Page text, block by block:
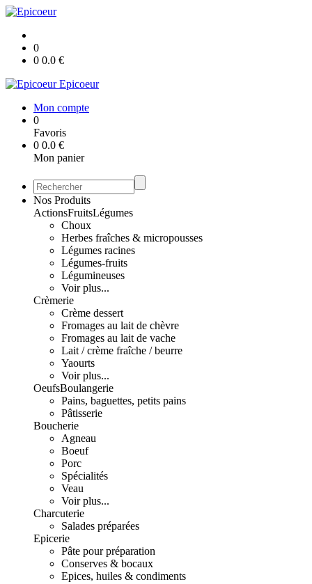
0
0 0.0 €
Epicoeur
Mon compte
0
Favoris
0 0.0 €
Mon panier
Nos Produits
ActionsFruitsLégumes
Choux
Herbes fraîches & micropousses
Légumes racines
Légumes-fruits
Légumineuses
Voir plus...
Crèmerie
Crème dessert
Fromages au lait de chèvre
Fromages au lait de vache
Lait / crème fraîche / beurre
Yaourts
Voir plus...
OeufsBoulangerie
Pains, baguettes, petits pains
Pâtisserie
Boucherie
Agneau
Boeuf
Porc
Spécialités
Veau
Voir plus...
Charcuterie
Salades préparées
Epicerie
Pâte pour préparation
Conserves & bocaux
Epices, huiles & condiments